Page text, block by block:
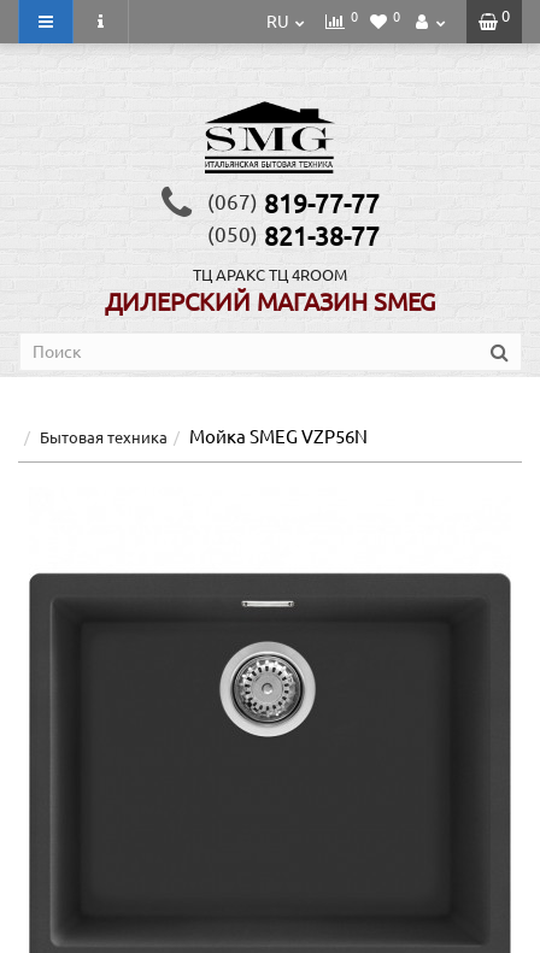
0
RU 0 0
(067) 819-77-77
(050) 821-38-77
ТЦ АРАКС ТЦ 4ROOM
ДИЛЕРСКИЙ МАГАЗИН SMEG
Бытовая техника Мойка SMEG VZP56N